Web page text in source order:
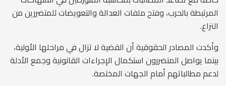
المرتبطة بالحرب، وفتح ملفات العدالة والتعويضات للمتضررين من
النزاع.
وأكدت المصادر الحقوقية أن القضية لا تزال في مراحلها الأولية،
بينما يواصل المتضررون استكمال الإجراءات القانونية وجمع الأدلة
لدعم مطالباتهم أمام الجهات المختصة.